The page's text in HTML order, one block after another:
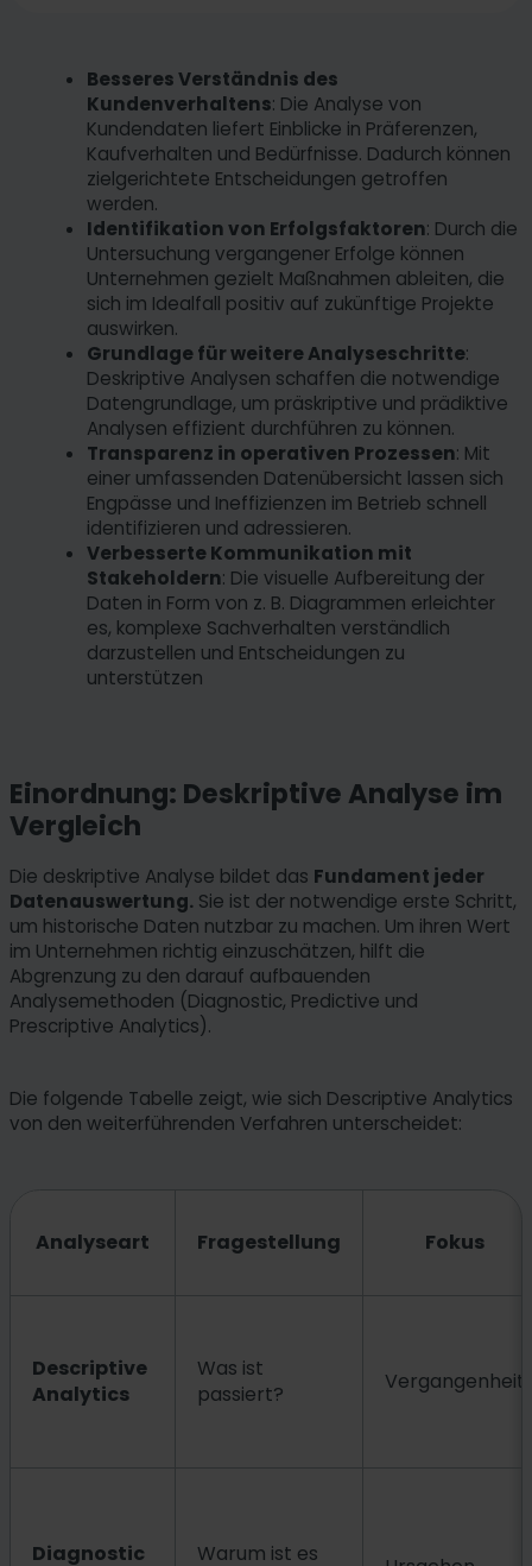
Besseres Verständnis des
Kundenverhaltens: Die Analyse von
Kundendaten liefert Einblicke in Präferenzen,
Kaufverhalten und Bedürfnisse. Dadurch können
zielgerichtete Entscheidungen getroffen
werden.
Identifikation von Erfolgsfaktoren: Durch die
Untersuchung vergangener Erfolge können
Unternehmen gezielt Maßnahmen ableiten, die
sich im Idealfall positiv auf zukünftige Projekte
auswirken.
Grundlage für weitere Analyseschritte:
Deskriptive Analysen schaffen die notwendige
Datengrundlage, um präskriptive und prädiktive
Analysen effizient durchführen zu können.
Transparenz in operativen Prozessen: Mit
einer umfassenden Datenübersicht lassen sich
Engpässe und Ineffizienzen im Betrieb schnell
identifizieren und adressieren.
Verbesserte Kommunikation mit
Stakeholdern: Die visuelle Aufbereitung der
Daten in Form von z. B. Diagrammen erleichter
es, komplexe Sachverhalten verständlich
darzustellen und Entscheidungen zu
unterstützen
Einordnung: Deskriptive Analyse im
Vergleich
Die deskriptive Analyse bildet das Fundament jeder
Datenauswertung. Sie ist der notwendige erste Schritt,
um historische Daten nutzbar zu machen. Um ihren Wert
im Unternehmen richtig einzuschätzen, hilft die
Abgrenzung zu den darauf aufbauenden
Analysemethoden (Diagnostic, Predictive und
Prescriptive Analytics).
Die folgende Tabelle zeigt, wie sich Descriptive Analytics
von den weiterführenden Verfahren unterscheidet:
Analyseart Fragestellung Fokus
Descriptive
Analytics
Was ist
passiert?
Vergangenheit
Diagnostic
Warum ist es